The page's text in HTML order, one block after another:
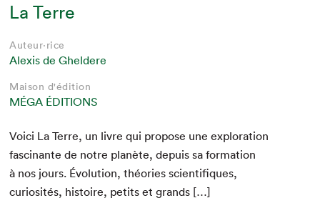
La Terre
Auteur·rice
Alexis de Gheldere
Maison d'édition
MÉGA ÉDITIONS
Voici La Terre, un livre qui pro­pose une explo­ration
fasci­nante de notre planète, depuis sa for­ma­tion
à nos jours. Évo­lu­tion, théories sci­en­tifiques,
curiosités, his­toire, petits et grands […]